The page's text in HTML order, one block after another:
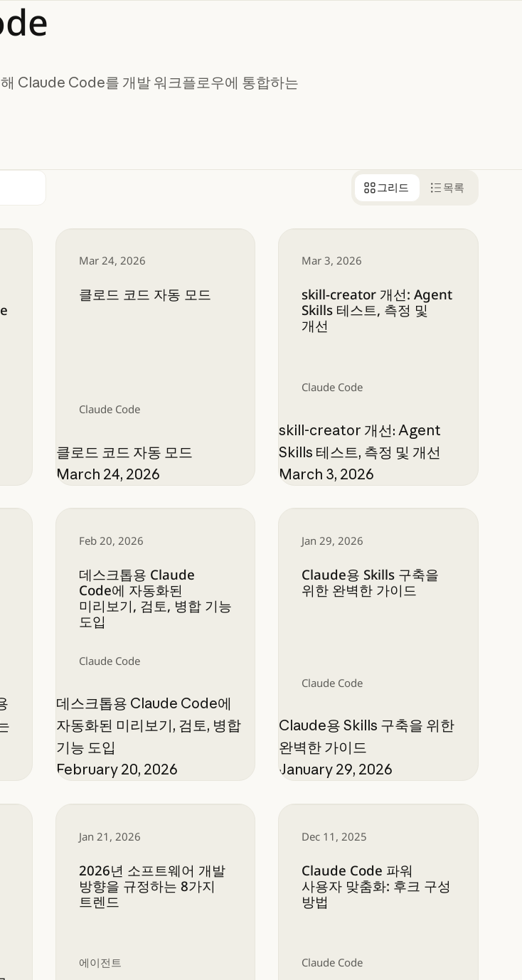
Claude Code를 개발 워크플로우에 통합하는
그리드 목록
톱용 Claude Code 재설계
Mar 24, 2026
클로드 코드 자동 모드
Claude Code
클로드 코드 자동 모드
March 24, 2026
클로드 코드 자동 모드
Mar 3, 2026
skill-creator 개선: Agent
Skills 테스트, 측정 및
개선
Claude Code
skill-creator 개선: Agent
Skills 테스트, 측정 및 개선
March 3, 2026
skill-creator 개선: Agent Skills 테스
벽을 극복하도록 지원하는 방법
Feb 20, 2026
데스크톱용 Claude
Code에 자동화된
미리보기, 검토, 병합 기능
도입
Claude Code
데스크톱용 Claude Code에
자동화된 미리보기, 검토, 병합
기능 도입
February 20, 2026
데스크톱용 Claude Code에 자동화된 미리보기, 검토, 병합 기능 도입
Jan 29, 2026
Claude용 Skills 구축을
위한 완벽한 가이드
Claude Code
Claude용 Skills 구축을 위한
완벽한 가이드
January 29, 2026
Claude용 Skills 구축을 위한 완벽한 가
무를 위한 에이전트 역량 갖추기
Jan 21, 2026
2026년 소프트웨어 개발
방향을 규정하는 8가지
트렌드
에이전트
2026년 소프트웨어 개발 방향을 규정하는 8가지 트렌드
Dec 11, 2025
Claude Code 파워
사용자 맞춤화: 후크 구성
방법
Claude Code
Claude Code 파워 사용자 맞춤화: 후